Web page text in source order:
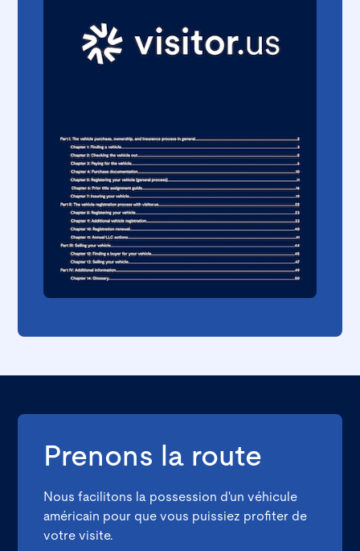
Prenons la route
Nous facilitons la possession d'un véhicule
américain pour que vous puissiez profiter de
votre visite.